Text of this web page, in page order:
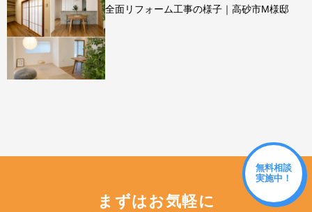
全面リフォーム工事の様子｜高砂市M様邸
無料相談
実施中！
まずはお気軽に